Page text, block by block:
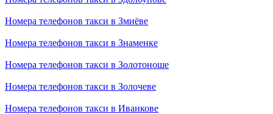
Номера телефонов такси в Змиёве
Номера телефонов такси в Знаменке
Номера телефонов такси в Золотоноше
Номера телефонов такси в Золочеве
Номера телефонов такси в Иванкове